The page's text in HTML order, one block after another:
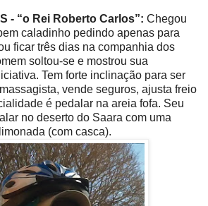
- “o Rei Roberto Carlos”: Chegou
caladinho pedindo apenas para
ficar três dias na companhia dos
soltou-se e mostrou sua
Tem forte inclinação para ser
vende seguros, ajusta freio
é pedalar na areia fofa. Seu
no deserto do Saara com uma
(com casca).